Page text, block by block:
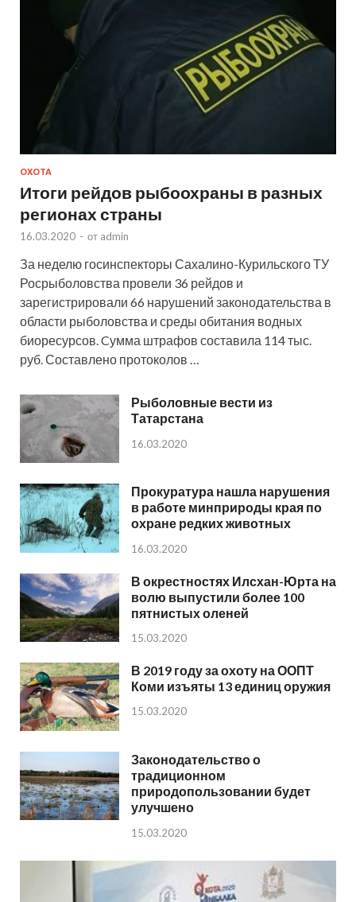
ОХОТА
Итоги рейдов рыбоохраны в разных
регионах страны
16.03.2020 - от admin
За неделю госинспекторы Сахалино-Курильского ТУ
Росрыболовства провели 36 рейдов и
зарегистрировали 66 нарушений законодательства в
области рыболовства и среды обитания водных
биоресурсов. Cумма штрафов составила 114 тыс.
руб. Составлено протоколов …
Рыболовные вести из
Татарстана
16.03.2020
Прокуратура нашла нарушения
в работе минприроды края по
охране редких животных
16.03.2020
В окрестностях Илсхан-Юрта на
волю выпустили более 100
пятнистых оленей
15.03.2020
В 2019 году за охоту на ООПТ
Коми изъяты 13 единиц оружия
15.03.2020
Законодательство о
традиционном
природопользовании будет
улучшено
15.03.2020